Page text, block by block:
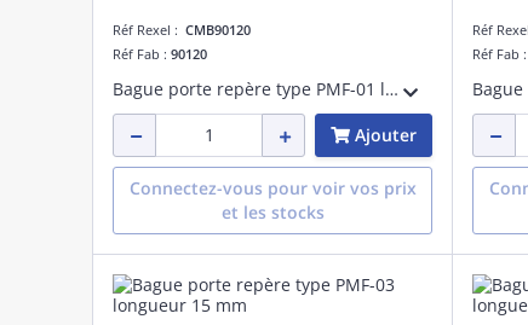
Réf Rexel : CMB90120
Réf Fab : 90120
Bague porte repère type PMF-01 longueur 15 mm
Ajouter
Connectez-vous pour voir vos prix
et les stocks
Réf
Réf Fab :